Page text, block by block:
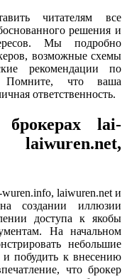
читателям все
решения и
Мы подробно
возможные схемы
рекомендации по
Помните, что ваша
ответственность.
lai-
laiwuren.net и
создании иллюзии
доступа к якобы
На начальном
небольшие
побудить к внесению
что брокер